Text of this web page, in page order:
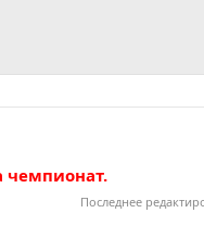
чемпионат.
Последнее